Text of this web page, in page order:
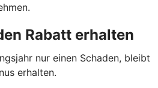
Rabatt erhalten
nur einen Schaden, bleibt
erhalten.